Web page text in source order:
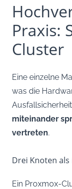
Praxis:
Cluster
Eine einzelne
was die
miteinander
vertreten.
Drei Knoten
Ein Proxmox-